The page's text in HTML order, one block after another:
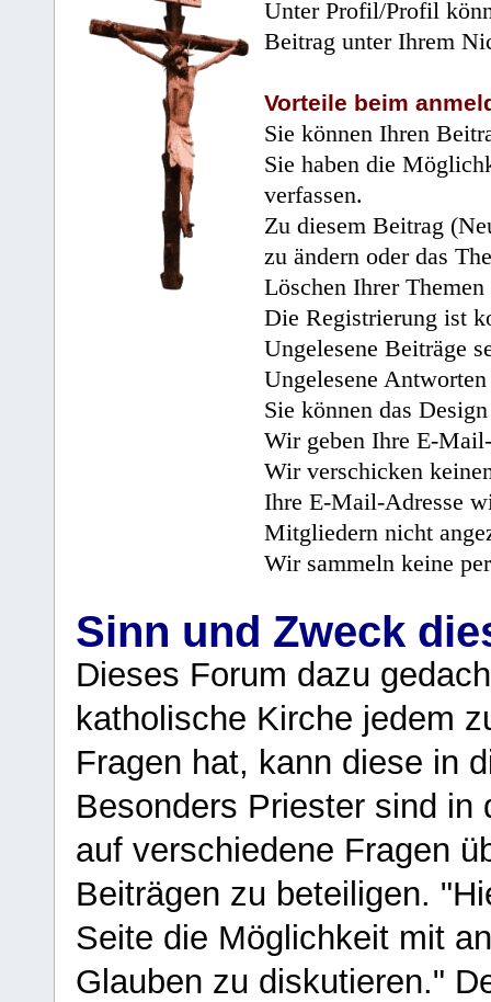
Unter Profil/Profil
Beitrag unter Ihrem
Vorteile beim
Sie können Ihren
Sie haben die
verfassen.
Zu diesem Beitrag
zu ändern oder das
Löschen Ihrer
Die Registrierung ist
Ungelesene Beiträge
Ungelesene
Sie können das
Wir geben Ihre E-
Wir verschicken
Ihre E-Mail-Adresse
Mitgliedern nicht
Wir sammeln keine
Sinn und Zweck
Dieses Forum dazu
katholische Kirche jedem
Fragen hat, kann diese in
Besonders Priester sind in
auf verschiedene Fragen
Beiträgen zu beteiligen.
Seite die Möglichkeit mit
Glauben zu diskutieren."